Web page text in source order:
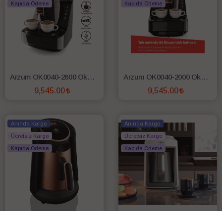
Kapıda Ödeme
Arzum OK0040-2600 Okka Elite Türk Kahve Makinesi - Bakır
9,545.00
Kapıda Ödeme
Arzum OK0040-2000 Okka Elite Türk Kahve Makinesi - Krom
9,545.00
Anında Kargo
Ücretsiz Kargo
Kapıda Ödeme
Anında Kargo
Ücretsiz Kargo
Kapıda Ödeme